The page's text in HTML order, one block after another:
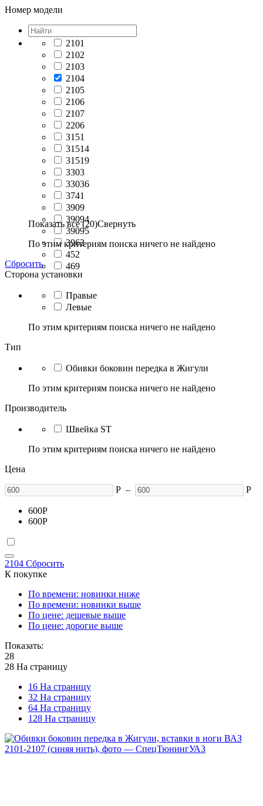
Номер модели
2101
2102
2103
2104
2105
2106
2107
2206
3151
31514
31519
3303
33036
3741
3909
39094
39095
3962
452
469
Показать все (20)Свернуть
По этим критериям поиска ничего не найдено
Сбросить
Сторона установки
Правые
Левые
По этим критериям поиска ничего не найдено
Тип
Обивки боковин передка в Жигули
По этим критериям поиска ничего не найдено
Производитель
Швейка ST
По этим критериям поиска ничего не найдено
Цена
Р – Р
600Р
600Р
2104 Сбросить
К покупке
По времени: новинки ниже
По времени: новинки выше
По цене: дешевые выше
По цене: дорогие выше
Показать:
28
28 На страницу
16 На страницу
32 На страницу
64 На страницу
128 На страницу